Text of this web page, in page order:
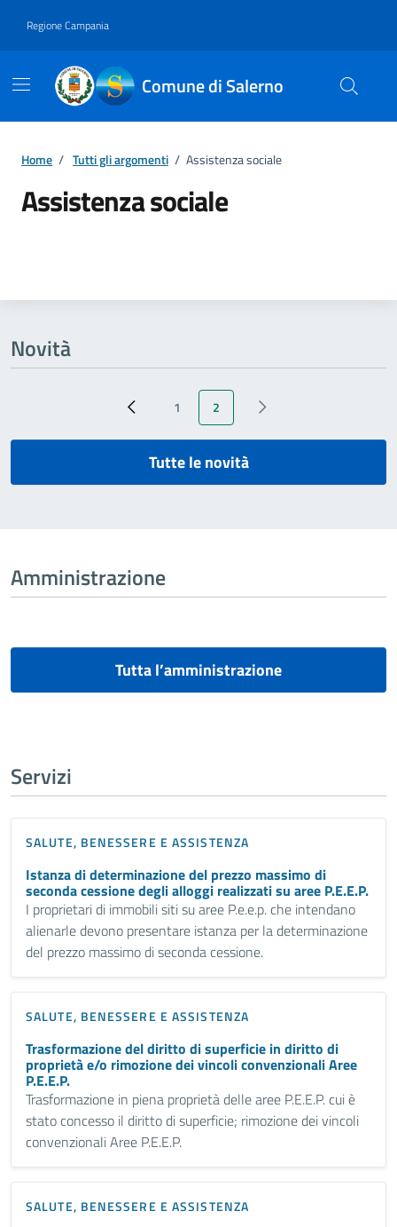
Regione Campania
Comune di Salerno
Home / Tutti gli argomenti / Assistenza sociale
Assistenza sociale
Novità
‹ PreviousPage
1 Pagina attuale
2 ‹ Next
Tutte le novità
Amministrazione
Tutta l’amministrazione
Servizi
SALUTE, BENESSERE E ASSISTENZA
Istanza di determinazione del prezzo massimo di
seconda cessione degli alloggi realizzati su aree P.E.E.P.
I proprietari di immobili siti su aree P.e.e.p. che intendano
alienarle devono presentare istanza per la determinazione
del prezzo massimo di seconda cessione.
SALUTE, BENESSERE E ASSISTENZA
Trasformazione del diritto di superficie in diritto di
proprietà e/o rimozione dei vincoli convenzionali Aree
P.E.E.P.
Trasformazione in piena proprietà delle aree P.E.E.P. cui è
stato concesso il diritto di superficie; rimozione dei vincoli
convenzionali Aree P.E.E.P.
SALUTE, BENESSERE E ASSISTENZA